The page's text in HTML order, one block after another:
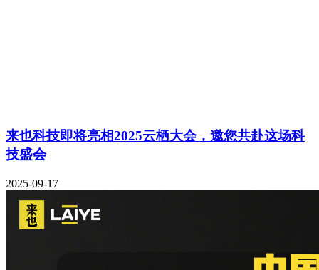
来也科技即将亮相2025云栖大会，邀您共赴这场科
技盛会
2025-09-17